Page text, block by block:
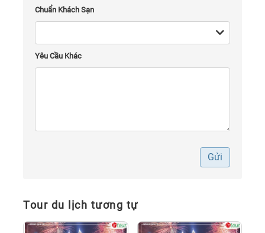
Chuẩn Khách Sạn
Yêu Cầu Khác
Gửi
Tour du lịch tương tự